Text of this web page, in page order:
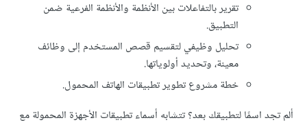
تقرير بالتفاعلات بين الأنظمة والأنظمة الفرعية ضمن
التطبيق.
تحليل وظيفي لتقسيم قصص المستخدم إلى وظائف
معينة، وتحديد أولوياتها.
خطة مشروع تطوير تطبيقات الهاتف المحمول.
ألم تجد اسمًا لتطبيقك بعد؟ تتشابه أسماء تطبيقات الأجهزة المحمولة مع